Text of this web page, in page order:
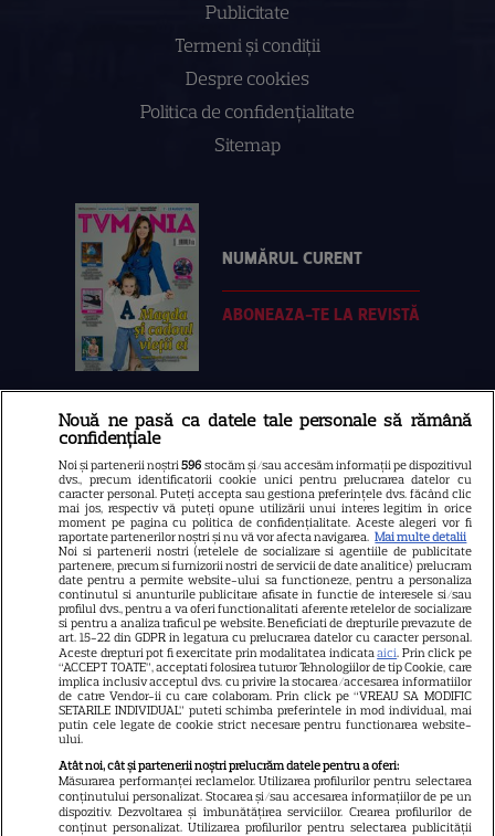
Publicitate
Termeni și condiții
Despre cookies
Politica de confidenţialitate
Sitemap
NUMĂRUL CURENT
ABONEAZA-TE LA REVISTĂ
Libertatea
Libertatea pentru femei
GSP
Știri mondene
Avantaje
Elle
Unica
Retete practice
URMĂREȘTE-NE PE
Nouă ne pasă ca datele tale personale să rămână
confidențiale
Noi și partenerii noștri596 stocăm și/sau accesăm informații pe dispozitivul
dvs., precum identificatorii cookie unici pentru prelucrarea datelor cu
caracter personal. Puteți accepta sau gestiona preferințele dvs. făcând clic
mai jos, respectiv vă puteți opune utilizării unui interes legitim în orice
moment pe pagina cu politica de confidențialitate. Aceste alegeri vor fi
raportate partenerilor noștri și nu vă vor afecta navigarea. Mai multe detalii
Noi si partenerii nostri (retelele de socializare si agentiile de publicitate
partenere, precum si furnizorii nostri de servicii de date analitice) prelucram
date pentru a permite website-ului sa functioneze, pentru a personaliza
continutul si anunturile publicitare afisate in functie de interesele si/sau
profilul dvs., pentru a va oferi functionalitati aferente retelelor de socializare
si pentru a analiza traficul pe website. Beneficiati de drepturile prevazute de
art. 15-22 din GDPR in legatura cu prelucrarea datelor cu caracter personal.
Aceste drepturi pot fi exercitate prin modalitatea indicataaici. Prin click pe
“ACCEPT TOATE”, acceptati folosirea tuturor Tehnologiilor de tip Cookie, care
implica inclusiv acceptul dvs. cu privire la stocarea/accesarea informatiilor
de catre Vendor-ii cu care colaboram. Prin click pe “VREAU SA MODIFIC
SETARILE INDIVIDUAL” puteti schimba preferintele in mod individual, mai
putin cele legate de cookie strict necesare pentru functionarea website-
ului.
Atât noi, cât și partenerii noștri prelucrăm datele pentru a oferi:
Măsurarea performanței reclamelor. Utilizarea profilurilor pentru selectarea
conținutului personalizat. Stocarea și/sau accesarea informațiilor de pe un
dispozitiv. Dezvoltarea și îmbunătățirea serviciilor. Crearea profilurilor de
conținut personalizat. Utilizarea profilurilor pentru selectarea publicității